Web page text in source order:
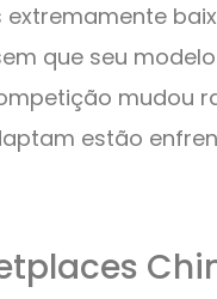
que seu
mudou
estão